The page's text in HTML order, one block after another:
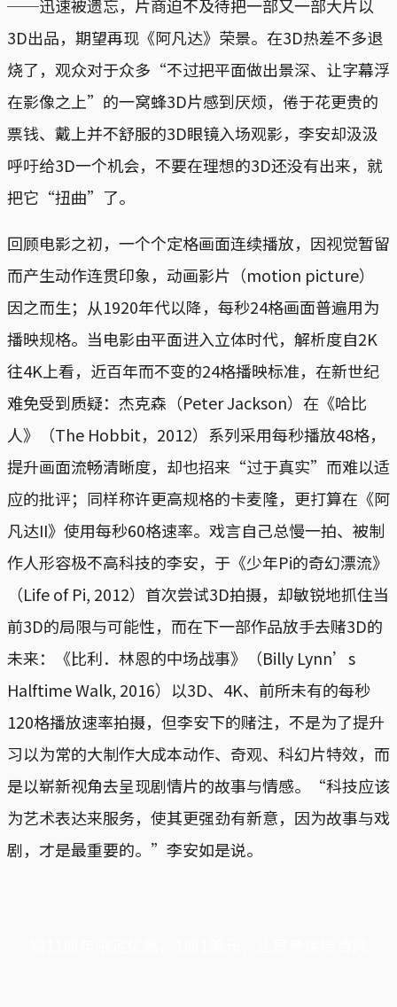
──迅速被遗忘，片商迫不及待把一部又一部大片以
3D出品，期望再现《阿凡达》荣景。在3D热差不多退
烧了，观众对于众多“不过把平面做出景深、让字幕浮
在影像之上”的一窝蜂3D片感到厌烦，倦于花更贵的
票钱、戴上并不舒服的3D眼镜入场观影，李安却汲汲
呼吁给3D一个机会，不要在理想的3D还没有出来，就
把它“扭曲”了。
回顾电影之初，一个个定格画面连续播放，因视觉暂留
而产生动作连贯印象，动画影片（motion picture）
因之而生；从1920年代以降，每秒24格画面普遍用为
播映规格。当电影由平面进入立体时代，解析度自2K
往4K上看，近百年而不变的24格播映标准，在新世纪
难免受到质疑：杰克森（Peter Jackson）在《哈比
人》（The Hobbit，2012）系列采用每秒播放48格，
提升画面流畅清晰度，却也招来“过于真实”而难以适
应的批评；同样称许更高规格的卡麦隆，更打算在《阿
凡达II》使用每秒60格速率。戏言自己总慢一拍、被制
作人形容极不高科技的李安，于《少年Pi的奇幻漂流》
（Life of Pi, 2012）首次尝试3D拍摄，却敏锐地抓住当
前3D的局限与可能性，而在下一部作品放手去赌3D的
未来：《比利．林恩的中场战事》（Billy Lynn’s
Halftime Walk, 2016）以3D、4K、前所未有的每秒
120格播放速率拍摄，但李安下的赌注，不是为了提升
习以为常的大制作大成本动作、奇观、科幻片特效，而
是以崭新视角去呈现剧情片的故事与情感。“科技应该
为艺术表达来服务，使其更强劲有新意，因为故事与戏
剧，才是最重要的。”李安如是说。